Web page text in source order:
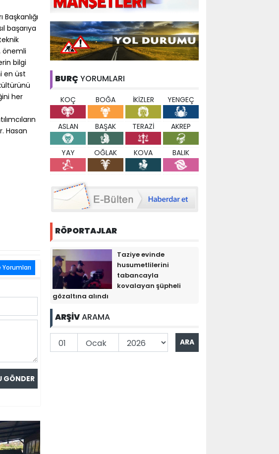
başarıya
önemli
bilgi
en üst
her
Hasan
BURÇ YORUMLARI
KOÇ BOĞA İKİZLER YENGEÇ
ASLAN BAŞAK TERAZİ AKREP
YAY OĞLAK KOVA BALIK
RÖPORTAJLAR
Taziye evinde
husumetlilerini
tabancayla
kovalayan şüpheli
gözaltına alındı
ARŞİVARAMA